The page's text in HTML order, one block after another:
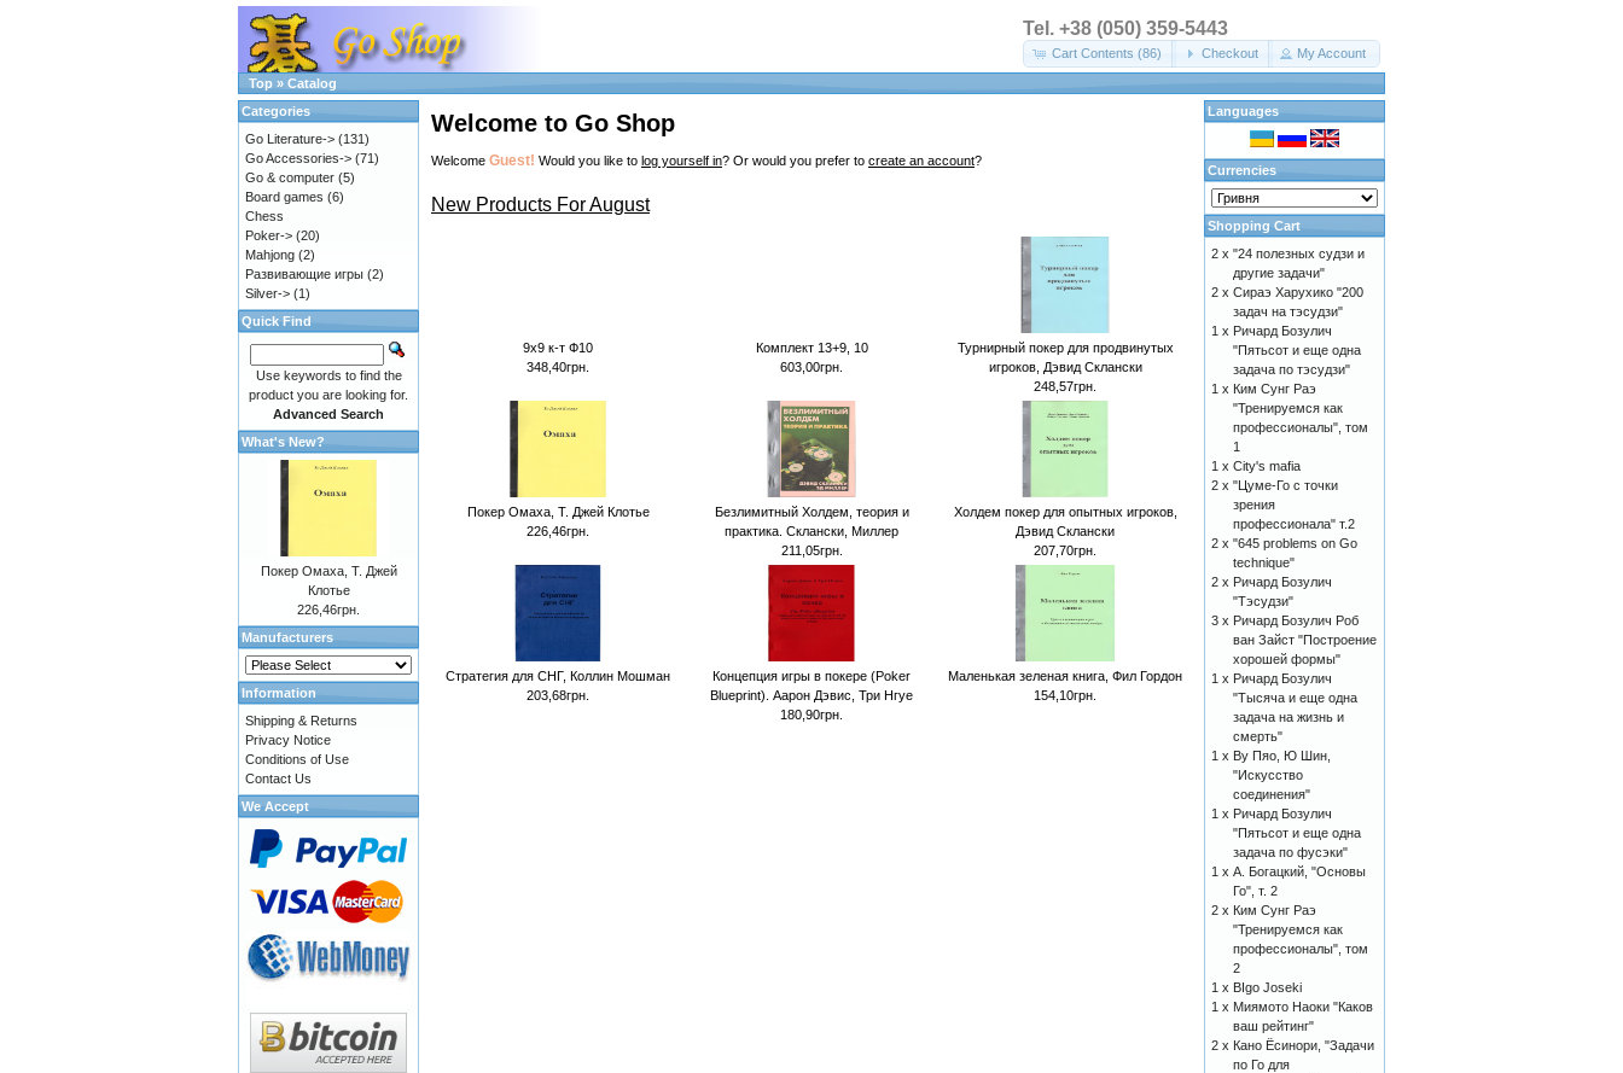
Tel. +38 (050) 359-5443
Cart Contents (86) Checkout My Account
Top » Catalog
Welcome to Go Shop
Welcome Guest! Would you like to log yourself in? Or would you prefer to create an account?
New Products For August
9х9 к-т Ф10
348,40грн.
Комплект 13+9, 10
603,00грн.
Турнирный покер для продвинутых
игроков, Дэвид Склански
248,57грн.
Покер Омаха, Т. Джей Клотье
226,46грн.
Безлимитный Холдем, теория и
практика. Склански, Миллер
211,05грн.
Холдем покер для опытных игроков,
Дэвид Склански
207,70грн.
Стратегия для СНГ, Коллин Мошман
203,68грн.
Концепция игры в покере (Poker
Blueprint). Аарон Дэвис, Три Нгуе
180,90грн.
Маленькая зеленая книга, Фил Гордон
154,10грн.
Categories
Go Literature-> (131)
Go Accessories-> (71)
Go & computer (5)
Board games (6)
Chess
Poker-> (20)
Mahjong (2)
Развивающие игры (2)
Silver-> (1)
Quick Find
Use keywords to find the
product you are looking for.
Advanced Search
What's New?
Покер Омаха, Т. Джей
Клотье
226,46грн.
Manufacturers
Information
Shipping & Returns
Privacy Notice
Conditions of Use
Contact Us
We Accept
Languages
Currencies
Shopping Cart
2 x "24 полезных судзи и
другие задачи"
2 x Сираэ Харухико "200
задач на тэсудзи"
1 x Ричард Бозулич
"Пятьсот и еще одна
задача по тэсудзи"
1 x Ким Сунг Раэ
"Тренируемся как
профессионалы", том
1
1 x City's mafia
2 x "Цуме-Го с точки
зрения
профессионала" т.2
2 x "645 problems on Go
technique"
2 x Ричард Бозулич
"Тэсудзи"
3 x Ричард Бозулич Роб
ван Зайст "Построение
хорошей формы"
1 x Ричард Бозулич
"Тысяча и еще одна
задача на жизнь и
смерть"
1 x Ву Пяо, Ю Шин,
"Искусство
соединения"
1 x Ричард Бозулич
"Пятьсот и еще одна
задача по фусэки"
1 x А. Богацкий, "Основы
Го", т. 2
2 x Ким Сунг Раэ
"Тренируемся как
профессионалы", том
2
1 x BIgo Joseki
1 x Миямото Наоки "Каков
ваш рейтинг"
2 x Кано Ёсинори, "Задачи
по Го для